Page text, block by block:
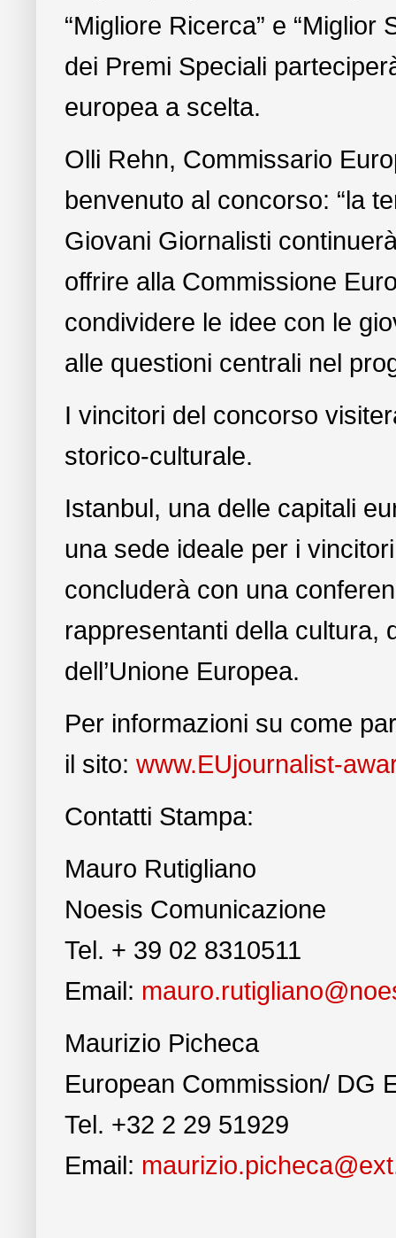
“Migliore Ricerca” e
dei Premi Speciali
europea a scelta.
Olli Rehn, Commissario
benvenuto al concorso: “la
Giovani Giornalisti
offrire alla Commissione
condividere le idee con le
alle questioni centrali nel
I vincitori del concorso
storico-culturale.
Istanbul, una delle capitali
una sede ideale per i
concluderà con una
rappresentanti della cultura,
dell’Unione Europea.
Per informazioni su come
il sito: www.EUjournalist-
Contatti Stampa:
Mauro Rutigliano
Noesis Comunicazione
Tel. + 39 02 8310511
Email:
Maurizio Picheca
European Commission/ DG
Tel. +32 2 29 51929
Email: